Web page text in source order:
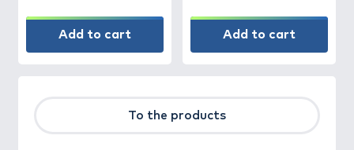
Add to cart Add to cart
To the products